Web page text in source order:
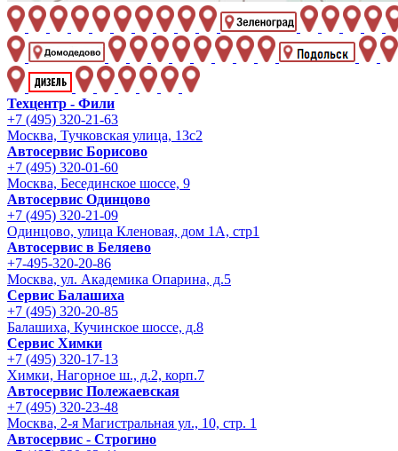
Техцентр - Фили
+7 (495) 320-21-63
Москва, Тучковская улица, 13с2
Автосервис Борисово
+7 (495) 320-01-60
Москва, Бесединское шоссе, 9
Автосервис Одинцово
+7 (495) 320-21-09
Одинцово, улица Кленовая, дом 1А, стр1
Автосервис в Беляево
+7-495-320-20-86
Москва, ул. Академика Опарина, д.5
Сервис Балашиха
+7 (495) 320-20-85
Балашиха, Кучинское шоссе, д.8
Сервис Химки
+7 (495) 320-17-13
Химки, Нагорное ш., д.2, корп.7
Автосервис Полежаевская
+7 (495) 320-23-48
Москва, 2-я Магистральная ул., 10, стр. 1
Автосервис - Строгино